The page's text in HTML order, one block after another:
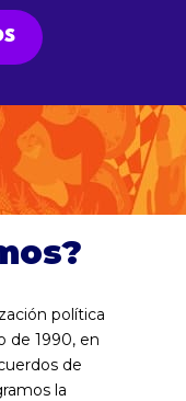
política
de 1990, en
de
la